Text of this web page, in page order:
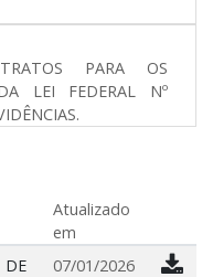
PARA OS
LEI FEDERAL Nº
Atualizado
em
07/01/2026